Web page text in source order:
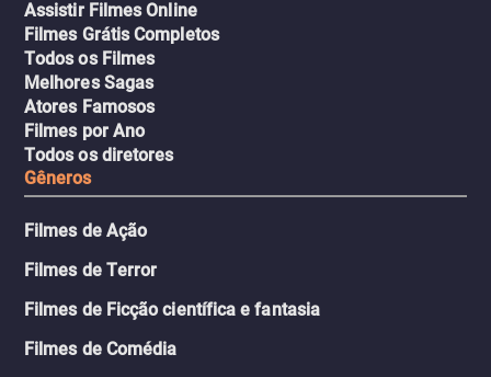
Assistir Filmes Online
Filmes Grátis Completos
Todos os Filmes
Melhores Sagas
Atores Famosos
Filmes por Ano
Todos os diretores
Gêneros
Filmes de Ação
Filmes de Terror
Filmes de Ficção científica e fantasia
Filmes de Comédia